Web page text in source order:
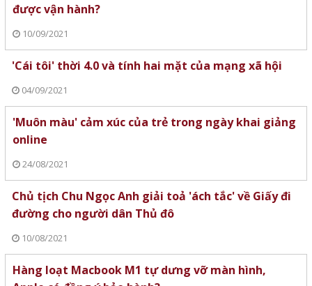
được vận hành?
10/09/2021
'Cái tôi' thời 4.0 và tính hai mặt của mạng xã hội
04/09/2021
'Muôn màu' cảm xúc của trẻ trong ngày khai giảng
online
24/08/2021
Chủ tịch Chu Ngọc Anh giải toả 'ách tắc' về Giấy đi
đường cho người dân Thủ đô
10/08/2021
Hàng loạt Macbook M1 tự dưng vỡ màn hình,